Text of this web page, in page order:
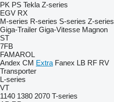
PK PS Tekla Z-series
EGV RX
M-series R-series S-series Z-series
Giga-Trailer Giga-Vitesse Magnon
ST
7FB
FAMAROL
Andex CM Extra Fanex LB RF RV
Transporter
L-series
VT
1140 1380 2070 T-series